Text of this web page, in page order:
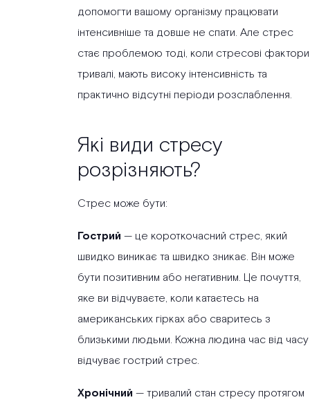
допомогти вашому організму працювати
інтенсивніше та довше не спати. Але стрес
стає проблемою тоді, коли стресові фактори
тривалі, мають високу інтенсивність та
практично відсутні періоди розслаблення.
Які види стресу
розрізняють?
Стрес може бути:
Гострий — це короткочасний стрес, який
швидко виникає та швидко зникає. Він може
бути позитивним або негативним. Це почуття,
яке ви відчуваєте, коли катаєтесь на
американських гірках або сваритесь з
близькими людьми. Кожна людина час від часу
відчуває гострий стрес.
Хронічний — тривалий стан стресу протягом